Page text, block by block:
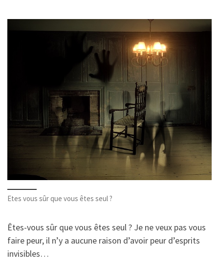
Etes vous sûr que vous êtes seul ?
Êtes-vous sûr que vous êtes seul ? Je ne veux pas vous
faire peur, il n’y a aucune raison d’avoir peur d’esprits
invisibles…